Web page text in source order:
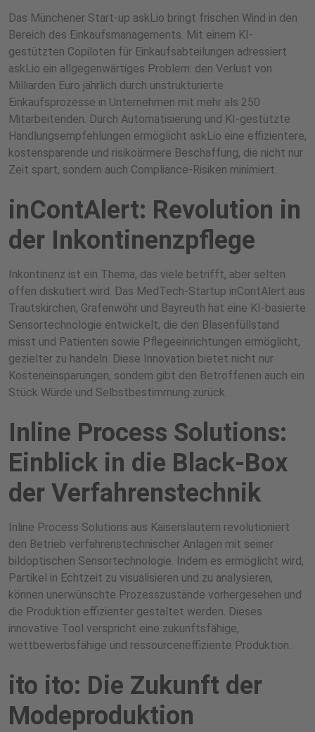
Das Münchener Start-up askLio bringt frischen Wind in den
Bereich des Einkaufsmanagements. Mit einem KI-
gestützten Copiloten für Einkaufsabteilungen adressiert
askLio ein allgegenwärtiges Problem: den Verlust von
Milliarden Euro jährlich durch unstrukturierte
Einkaufsprozesse in Unternehmen mit mehr als 250
Mitarbeitenden. Durch Automatisierung und KI-gestützte
Handlungsempfehlungen ermöglicht askLio eine effizientere,
kostensparende und risikoärmere Beschaffung, die nicht nur
Zeit spart, sondern auch Compliance-Risiken minimiert.
inContAlert: Revolution in
der Inkontinenzpflege
Inkontinenz ist ein Thema, das viele betrifft, aber selten
offen diskutiert wird. Das MedTech-Startup inContAlert aus
Trautskirchen, Grafenwöhr und Bayreuth hat eine KI-basierte
Sensortechnologie entwickelt, die den Blasenfüllstand
misst und Patienten sowie Pflegeeinrichtungen ermöglicht,
gezielter zu handeln. Diese Innovation bietet nicht nur
Kosteneinsparungen, sondern gibt den Betroffenen auch ein
Stück Würde und Selbstbestimmung zurück.
Inline Process Solutions:
Einblick in die Black-Box
der Verfahrenstechnik
Inline Process Solutions aus Kaiserslautern revolutioniert
den Betrieb verfahrenstechnischer Anlagen mit seiner
bildoptischen Sensortechnologie. Indem es ermöglicht wird,
Partikel in Echtzeit zu visualisieren und zu analysieren,
können unerwünschte Prozesszustände vorhergesehen und
die Produktion effizienter gestaltet werden. Dieses
innovative Tool verspricht eine zukunftsfähige,
wettbewerbsfähige und ressourceneffiziente Produktion.
ito ito: Die Zukunft der
Modeproduktion